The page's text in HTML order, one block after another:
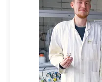
widerruf@lumitos.commit
widerrufen. Zudem ist in
Abbestellung des
enthalten.